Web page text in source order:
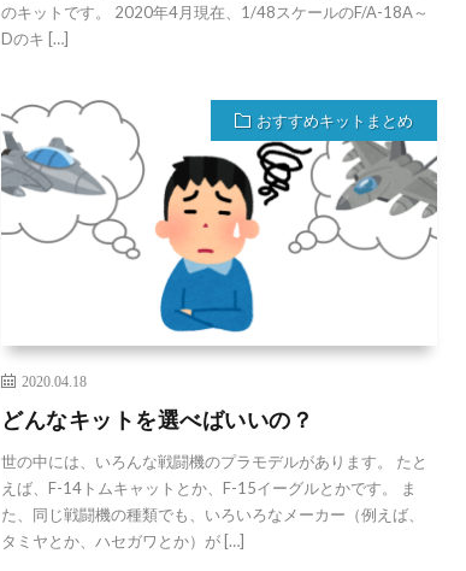
のキットです。 2020年4月現在、1/48スケールのF/A-18A～
Dのキ […]
おすすめキットまとめ
2020.04.18
どんなキットを選べばいいの？
世の中には、いろんな戦闘機のプラモデルがあります。 たと
えば、F-14トムキャットとか、F-15イーグルとかです。 ま
た、同じ戦闘機の種類でも、いろいろなメーカー（例えば、
タミヤとか、ハセガワとか）が […]